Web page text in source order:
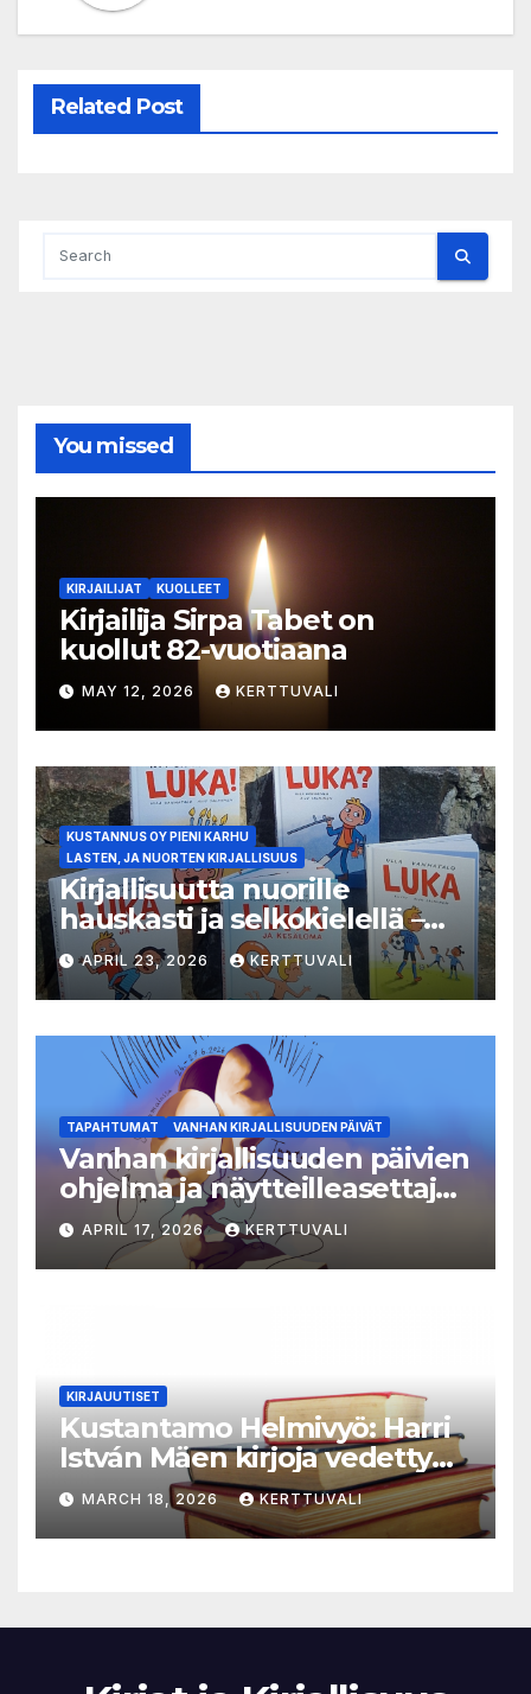
Related Post
You missed
KIRJAILIJAT KUOLLEET
Kirjailija Sirpa Tabet on
kuollut 82-vuotiaana
MAY 12, 2026 KERTTUVALI
KUSTANNUS OY PIENI KARHU
LASTEN, JA NUORTEN KIRJALLISUUS
Kirjallisuutta nuorille
hauskasti ja selkokielellä –
Luka-sarjasta viides osa
APRIL 23, 2026 KERTTUVALI
TAPAHTUMAT VANHAN KIRJALLISUUDEN PÄIVÄT
Vanhan kirjallisuuden päivien
ohjelma ja näytteilleasettajat
julkistettu
APRIL 17, 2026 KERTTUVALI
KIRJAUUTISET
Kustantamo Helmivyö: Harri
István Mäen kirjoja vedetty
myynnistä
MARCH 18, 2026 KERTTUVALI